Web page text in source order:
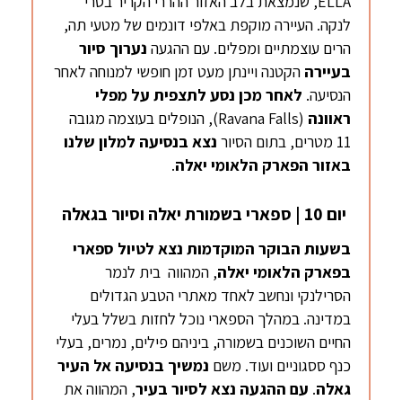
לנקה. העיירה מוקפת באלפי דונמים של מטעי תה,
הרים עוצמתיים ומפלים. עם ההגעה נערוך סיור
בעיירה הקטנה ויינתן מעט זמן חופשי למנוחה לאחר
הנסיעה. לאחר מכן נסע לתצפית על מפלי
ראוונה
(Ravana Falls), הנופלים בעוצמה מגובה
11 מטרים, בתום הסיור
נצא בנסיעה למלון שלנו
באזור הפארק הלאומי יאלה.
יום 10 | ספארי בשמורת יאלה וסיור בגאלה
בשעות הבוקר המוקדמות נצא לטיול ספארי
בפארק הלאומי יאלה, המהווה בית לנמר
הסרילנקי ונחשב לאחד מאתרי הטבע הגדולים
במדינה. במהלך הספארי נוכל לחזות בשלל בעלי
החיים השוכנים בשמורה, ביניהם פילים, נמרים, בעלי
כנף ססגוניים ועוד. משם נמשיך בנסיעה אל העיר
גאלה. עם ההגעה נצא לסיור בעיר, המהווה את